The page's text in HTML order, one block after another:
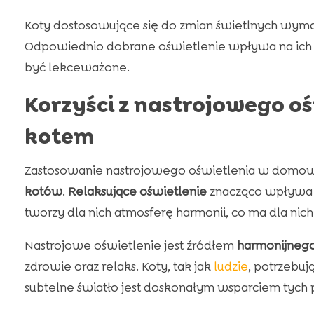
Koty dostosowujące się do zmian świetlnych
Odpowiednio dobrane oświetlenie wpływa na
być lekceważone.
Korzyści z nastrojowego
kotem
Zastosowanie nastrojowego oświetlenia w
kotów. Relaksujące oświetlenieznacząco wpływa
tworzy dla nich atmosferę harmonii, co ma dla
Nastrojowe oświetlenie jest źródłem
zdrowie oraz relaks. Koty, tak jak ludzie,
subtelne światło jest doskonałym wsparciem tych